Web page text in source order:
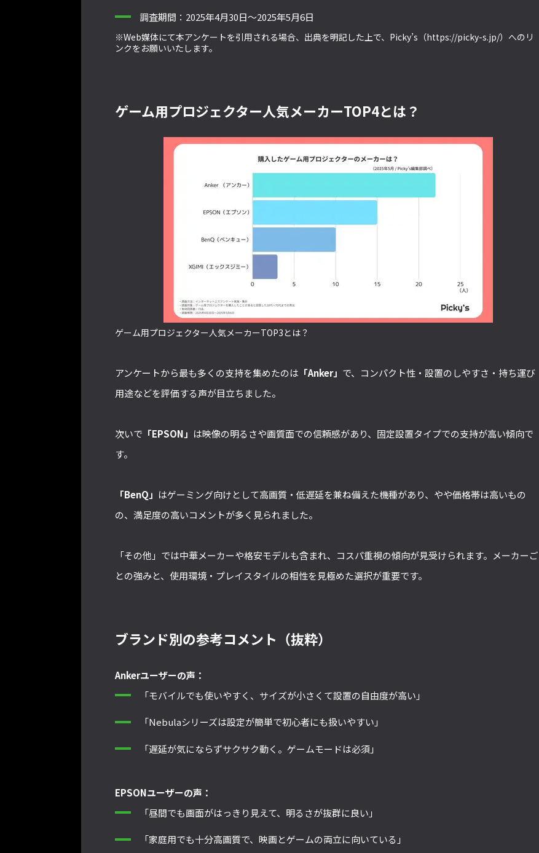
調査期間：2025年4月30日～2025年5月6日
※Web媒体にて本アンケートを引用される場合、出典を明記した上で、Picky’s（https://picky-s.jp/）へのリ
ンクをお願いいたします。
ゲーム用プロジェクター人気メーカーTOP4とは？
ゲーム用プロジェクター人気メーカーTOP3とは？
アンケートから最も多くの支持を集めたのは 「Anker」 で、コンパクト性・設置のしやすさ・持ち運び
用途などを評価する声が目立ちました。
次いで 「EPSON」 は映像の明るさや画質面での信頼感があり、固定設置タイプでの支持が高い傾向で
す。
「BenQ」 はゲーミング向けとして高画質・低遅延を兼ね備えた機種があり、やや価格帯は高いもの
の、満足度の高いコメントが多く見られました。
「その他」では中華メーカーや格安モデルも含まれ、コスパ重視の傾向が見受けられます。メーカーご
との強みと、使用環境・プレイスタイルの相性を見極めた選択が重要です。
ブランド別の参考コメント（抜粋）
Ankerユーザーの声：
「モバイルでも使いやすく、サイズが小さくて設置の自由度が高い」
「Nebulaシリーズは設定が簡単で初心者にも扱いやすい」
「遅延が気にならずサクサク動く。ゲームモードは必須」
EPSONユーザーの声：
「昼間でも画面がはっきり見えて、明るさが抜群に良い」
「家庭用でも十分高画質で、映画とゲームの両立に向いている」